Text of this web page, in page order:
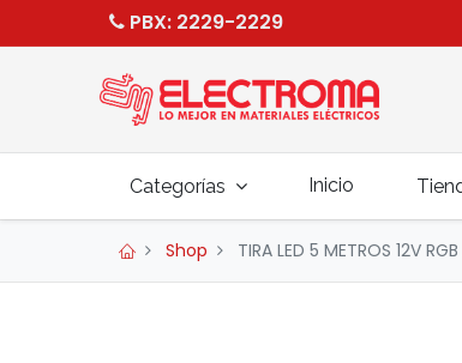
PBX: 2229-2229
Categorías Inicio
Shop TIRA LED 5 METROS 12V